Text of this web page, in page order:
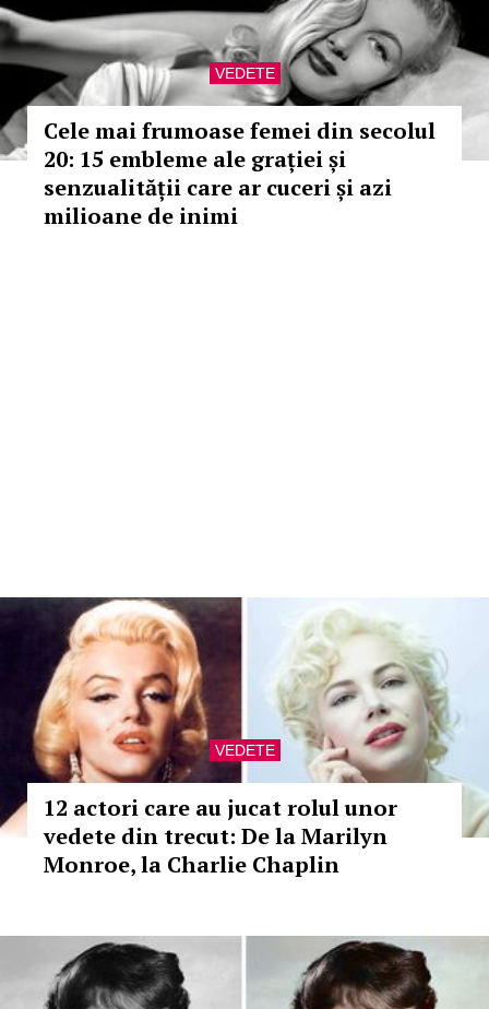
VEDETE
Cele mai frumoase femei din secolul
20: 15 embleme ale grației și
senzualității care ar cuceri și azi
milioane de inimi
VEDETE
12 actori care au jucat rolul unor
vedete din trecut: De la Marilyn
Monroe, la Charlie Chaplin